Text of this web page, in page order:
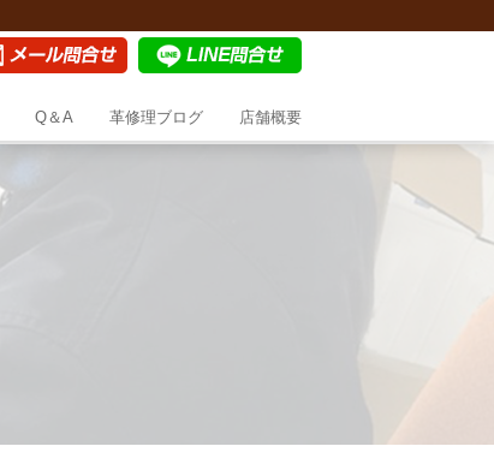
Q＆A 革修理ブログ 店舗概要